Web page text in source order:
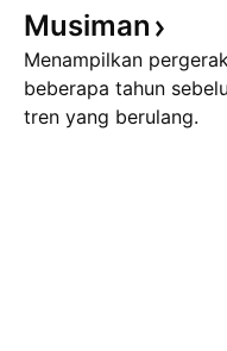
Musiman
Menampilkan
beberapa tahun
tren yang berulang.